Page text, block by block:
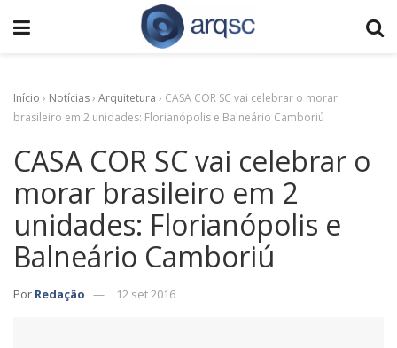
Início › Notícias› Arquitetura › CASA COR SC vai celebrar o morar
brasileiro em 2 unidades: Florianópolis e Balneário Camboriú
CASA COR SC vai celebrar o
morar brasileiro em 2
unidades: Florianópolis e
Balneário Camboriú
Por Redação 12 set 2016